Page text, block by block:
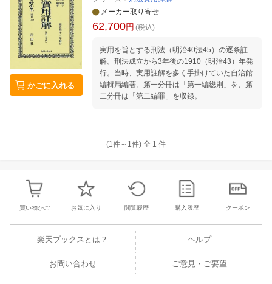
かごに入れる
メーカー取り寄せ
62,700円 (税込)
実用を旨とする刑法（明治40法45）の逐条註
解。刑法成立から3年後の1910（明治43）年発
行。当時、実用註解を多く手掛けていた自治館
編輯局編著。第一分冊は「第一編総則」を、第
二分冊は「第二編罪」を収録。
(1件～ 1件) 全 1 件
買い物かご お気に入り 閲覧履歴 購入履歴 クーポン
楽天ブックスとは？ ヘルプ
お問い合わせ ご意見・ご要望